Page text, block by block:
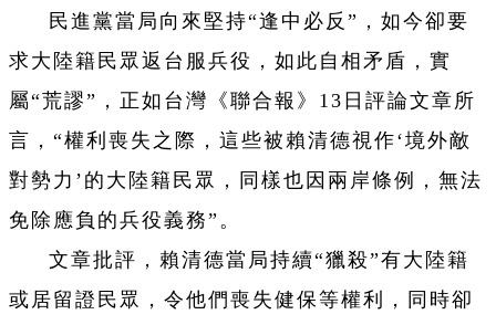
民進黨當局向來堅持“逢中必反”，如今卻要
求大陸籍民眾返台服兵役，如此自相矛盾，實
屬“荒謬”，正如台灣《聯合報》13日評論文章所
言，“權利喪失之際，這些被賴清德視作‘境外敵
對勢力’的大陸籍民眾，同樣也因兩岸條例，無法
免除應負的兵役義務”。
文章批評，賴清德當局持續“獵殺”有大陸籍
或居留證民眾，令他們喪失健保等權利，同時卻